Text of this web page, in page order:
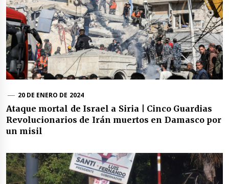
20 DE ENERO DE 2024
Ataque mortal de Israel a Siria | Cinco Guardias
Revolucionarios de Irán muertos en Damasco por
un misil